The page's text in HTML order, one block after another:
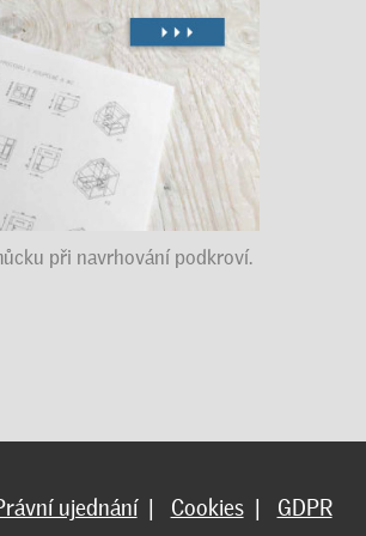
při navrhování podkroví.
ujednání| Cookies| GDPR